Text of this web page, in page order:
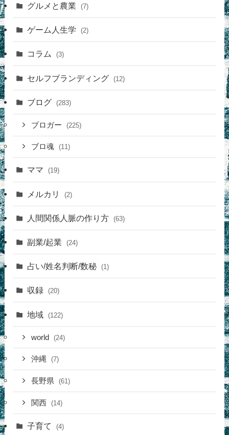
グルメと農業 (7)
ゲーム人生学 (2)
コラム (3)
セルフブランディング (12)
ブログ (283)
ブロガー (225)
ブロ魂 (11)
ママ (19)
メルカリ (2)
人間関係人脈の作り方 (63)
副業/起業 (24)
占い/姓名判断/数秘 (1)
収録 (20)
地域 (122)
world (24)
沖縄 (7)
長野県 (61)
関西 (14)
子育て (4)